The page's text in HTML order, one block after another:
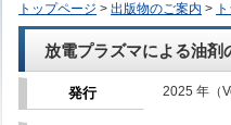
トップページ > 出版物のご案内 >
放電プラズマによる油剤
発行 2025 年（